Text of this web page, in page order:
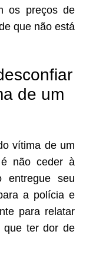
os preços de
que não está
de um
vítima de um
não ceder à
entregue seu
a polícia e
para relatar
que ter dor de